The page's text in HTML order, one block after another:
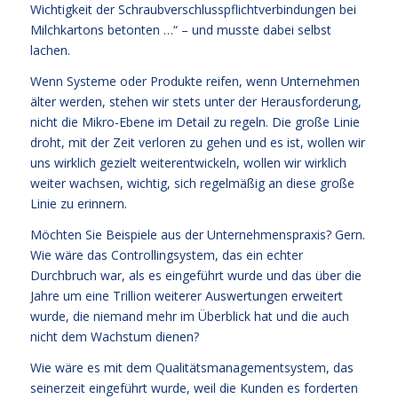
Wichtigkeit der Schraubverschlusspflichtverbindungen bei
Milchkartons betonten …“ – und musste dabei selbst
lachen.
Wenn Systeme oder Produkte reifen, wenn Unternehmen
älter werden, stehen wir stets unter der Herausforderung,
nicht die Mikro-Ebene im Detail zu regeln. Die große Linie
droht, mit der Zeit verloren zu gehen und es ist, wollen wir
uns wirklich gezielt weiterentwickeln, wollen wir wirklich
weiter wachsen, wichtig, sich regelmäßig an diese große
Linie zu erinnern.
Möchten Sie Beispiele aus der Unternehmenspraxis? Gern.
Wie wäre das Controllingsystem, das ein echter
Durchbruch war, als es eingeführt wurde und das über die
Jahre um eine Trillion weiterer Auswertungen erweitert
wurde, die niemand mehr im Überblick hat und die auch
nicht dem Wachstum dienen?
Wie wäre es mit dem Qualitätsmanagementsystem, das
seinerzeit eingeführt wurde, weil die Kunden es forderten